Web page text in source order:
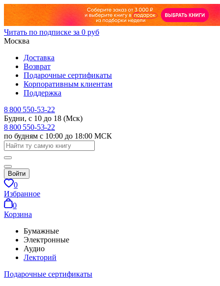
Читать по подписке за 0 руб
Москва
Доставка
Возврат
Подарочные сертификаты
Корпоративным клиентам
Поддержка
8 800 550-53-22
Будни, с 10 до 18 (Мск)
8 800 550-53-22
по будням с 10:00 до 18:00 МСК
Войти
0
Избранное
0
Корзина
Бумажные
Электронные
Аудио
Лекторий
Подарочные сертификаты